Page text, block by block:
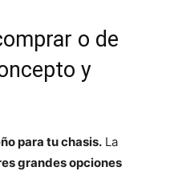
o de
y
para tu chasis. La
grandes opciones